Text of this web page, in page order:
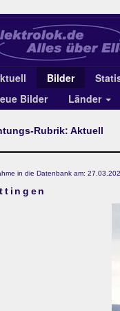
Bilder
Bilder
Länder
Rubrik: Aktuell
in die Datenbank am: